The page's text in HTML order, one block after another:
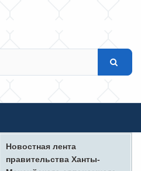
Новостная лента
правительства Ханты-